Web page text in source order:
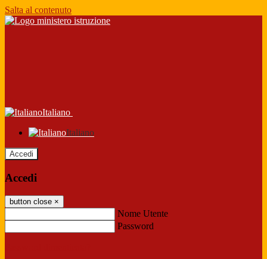
Salta al contenuto
Italiano
Italiano
Accedi
Accedi
button close ×
Nome Utente
Password